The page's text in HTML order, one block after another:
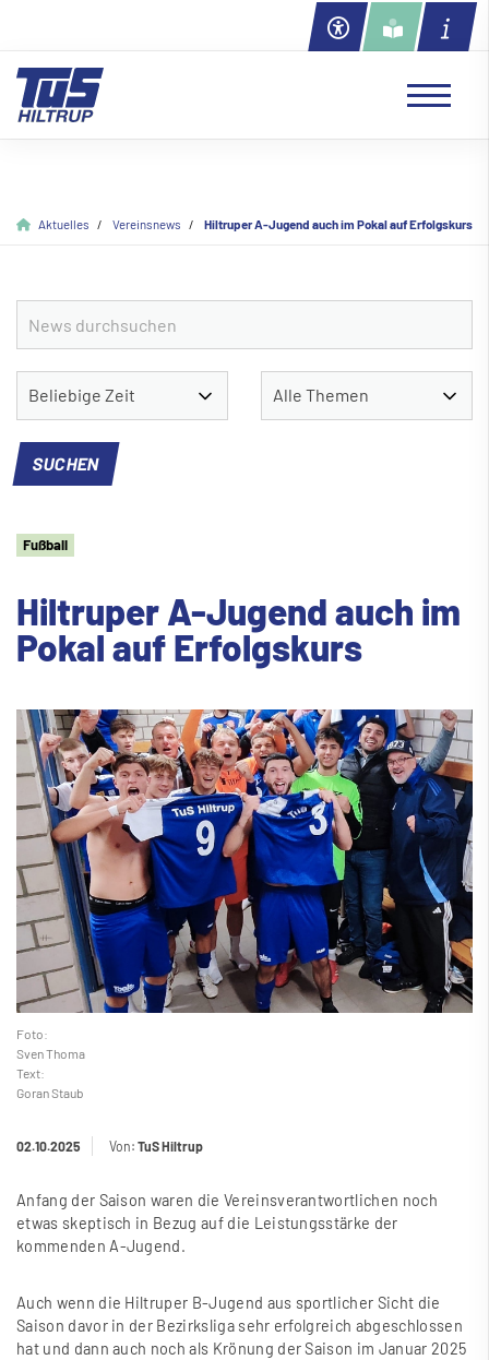
Aktuelles Vereinsnews Hiltruper A-Jugend auch im Pokal auf Erfolgskurs
Fußball
Hiltruper A-Jugend auch im
Pokal auf Erfolgskurs
Foto:
Sven Thoma
Text:
Goran Staub
02.10.2025 Von: TuS Hiltrup
Anfang der Saison waren die Vereinsverantwortlichen noch
etwas skeptisch in Bezug auf die Leistungsstärke der
kommenden A-Jugend.
Auch wenn die Hiltruper B-Jugend aus sportlicher Sicht die
Saison davor in der Bezirksliga sehr erfolgreich abgeschlossen
hat und dann auch noch als Krönung der Saison im Januar 2025